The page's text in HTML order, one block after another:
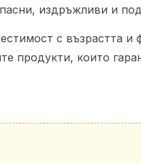
издръжливи и
с възрастта и
продукти, които